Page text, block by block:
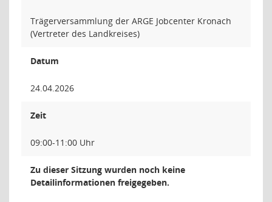
Trägerversammlung der ARGE Jobcenter Kronach
(Vertreter des Landkreises)
Datum
24.04.2026
Zeit
09:00-11:00 Uhr
Zu dieser Sitzung wurden noch keine
Detailinformationen freigegeben.